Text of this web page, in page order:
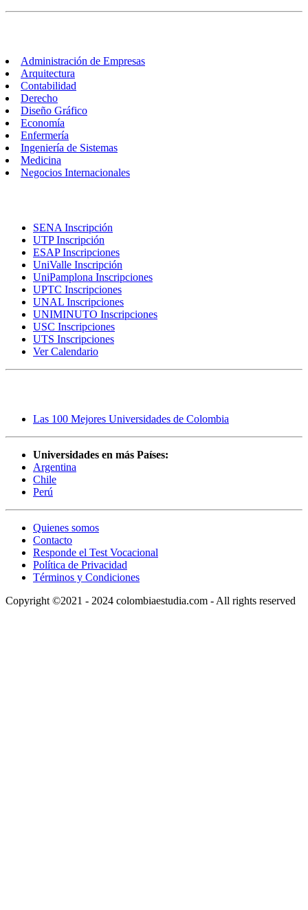
Administración de Empresas
Arquitectura
Contabilidad
Derecho
Diseño Gráfico
Economía
Enfermería
Ingeniería de Sistemas
Medicina
Negocios Internacionales
SENA Inscripción
UTP Inscripción
ESAP Inscripciones
UniValle Inscripción
UniPamplona Inscripciones
UPTC Inscripciones
UNAL Inscripciones
UNIMINUTO Inscripciones
USC Inscripciones
UTS Inscripciones
Ver Calendario
Las 100 Mejores Universidades de Colombia
Universidades en más Países:
Argentina
Chile
Perú
Quienes somos
Contacto
Responde el Test Vocacional
Política de Privacidad
Términos y Condiciones
Copyright ©2021 - 2024 colombiaestudia.com - All rights reserved